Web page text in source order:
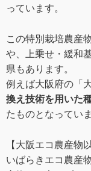
っています。
この特別栽培農産
や、上乗せ・緩和
県もあります。
例えば大阪府の「
換え技術を用いた
たものとなっていま
【大阪エコ農産物
いばらきエコ農